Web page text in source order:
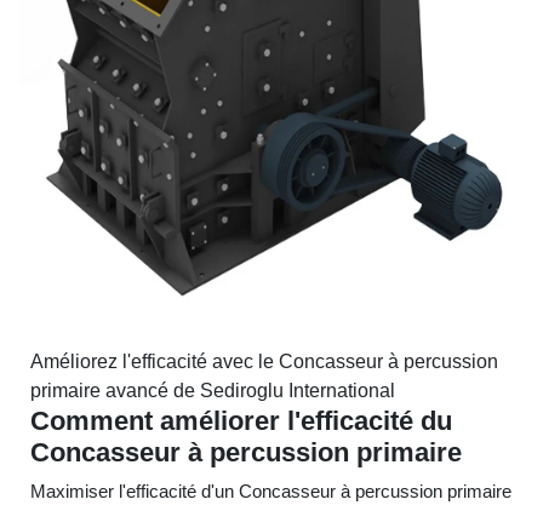
Améliorez l'efficacité avec le Concasseur à percussion
primaire avancé de Sediroglu International
Comment améliorer l'efficacité du
Concasseur à percussion primaire
Maximiser l'efficacité d'un Concasseur à percussion primaire